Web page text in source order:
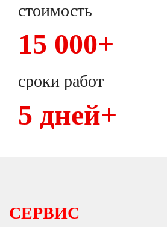
стоимость
15 000+
сроки работ
5 дней+
СЕРВИС